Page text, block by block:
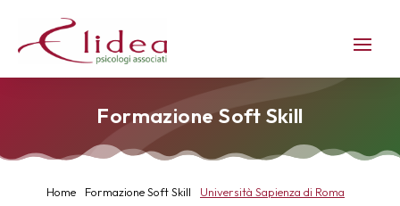
Formazione Soft Skill
Home Formazione Soft Skill Università Sapienza di Roma